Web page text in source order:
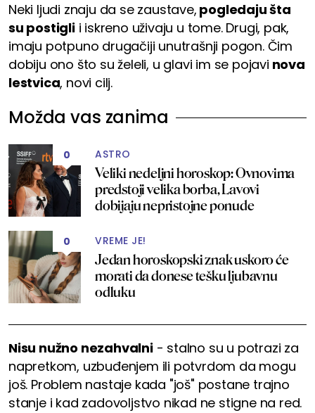
Neki ljudi znaju da se zaustave, pogledaju šta
su postiglii iskreno uživaju u tome. Drugi, pak,
imaju potpuno drugačiji unutrašnji pogon. Čim
dobiju ono što su želeli, u glavi im se pojavi nova
lestvica, novi cilj.
Možda vas zanima
0 ASTRO
Veliki nedeljni horoskop: Ovnovima
predstoji velika borba, Lavovi
dobijaju nepristojne ponude
0 VREME JE!
Jedan horoskopski znak uskoro će
morati da donese tešku ljubavnu
odluku
Nisu nužno nezahvalni- stalno su u potrazi za
napretkom, uzbuđenjem ili potvrdom da mogu
još. Problem nastaje kada "još" postane trajno
stanje i kad zadovoljstvo nikad ne stigne na red.